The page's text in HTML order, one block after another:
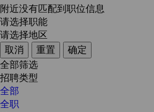
附近没有匹配到职位信息
请选择职能
请选择地区
取消
重置
确定
全部筛选
招聘类型
全部
全职